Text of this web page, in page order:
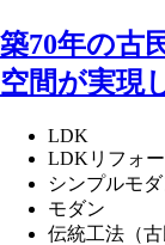
築70年の古
空間が実現
LDK
LDKリフォ
シンプルモ
モダン
伝統工法（古